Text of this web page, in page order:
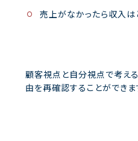
売上がなかったら収入は
顧客視点と自分視点で考える
由を再確認することができま